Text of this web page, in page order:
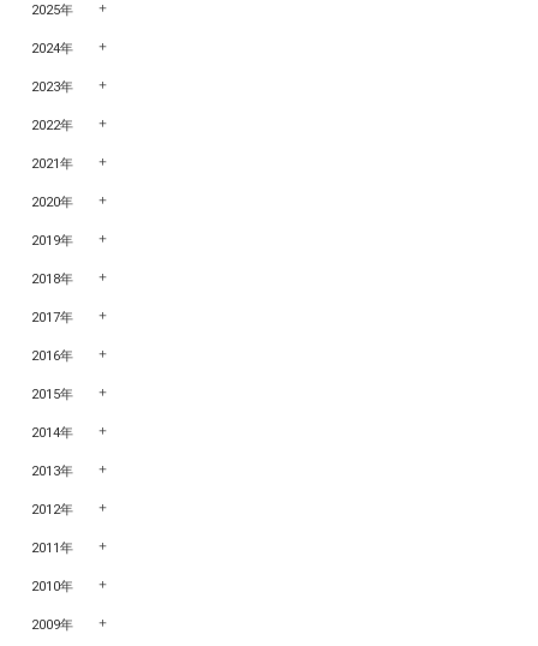
2025年
2024年
2023年
2022年
2021年
2020年
2019年
2018年
2017年
2016年
2015年
2014年
2013年
2012年
2011年
2010年
2009年